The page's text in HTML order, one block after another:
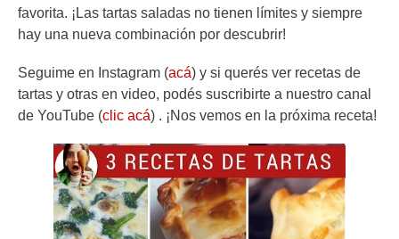
favorita. ¡Las tartas saladas no tienen límites y siempre
hay una nueva combinación por descubrir!
Seguime en Instagram (acá) y si querés ver recetas de
tartas y otras en video, podés suscribirte a nuestro canal
de YouTube (clic acá) . ¡Nos vemos en la próxima receta!